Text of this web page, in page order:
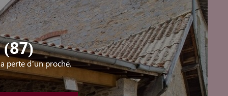
perte d’un proche.